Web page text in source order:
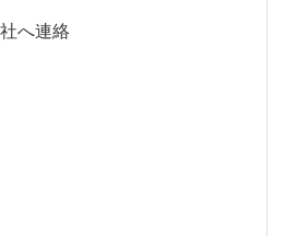
へ連絡